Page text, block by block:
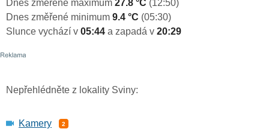
Dnes změřené maximum 27.8 °C (12:50)
Dnes změřené minimum 9.4 °C (05:30)
Slunce vychází v 05:44 a zapadá v 20:29
Nepřehlédněte z lokality Sviny:
Kamery 2